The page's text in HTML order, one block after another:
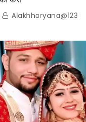
Alakhharyana@123